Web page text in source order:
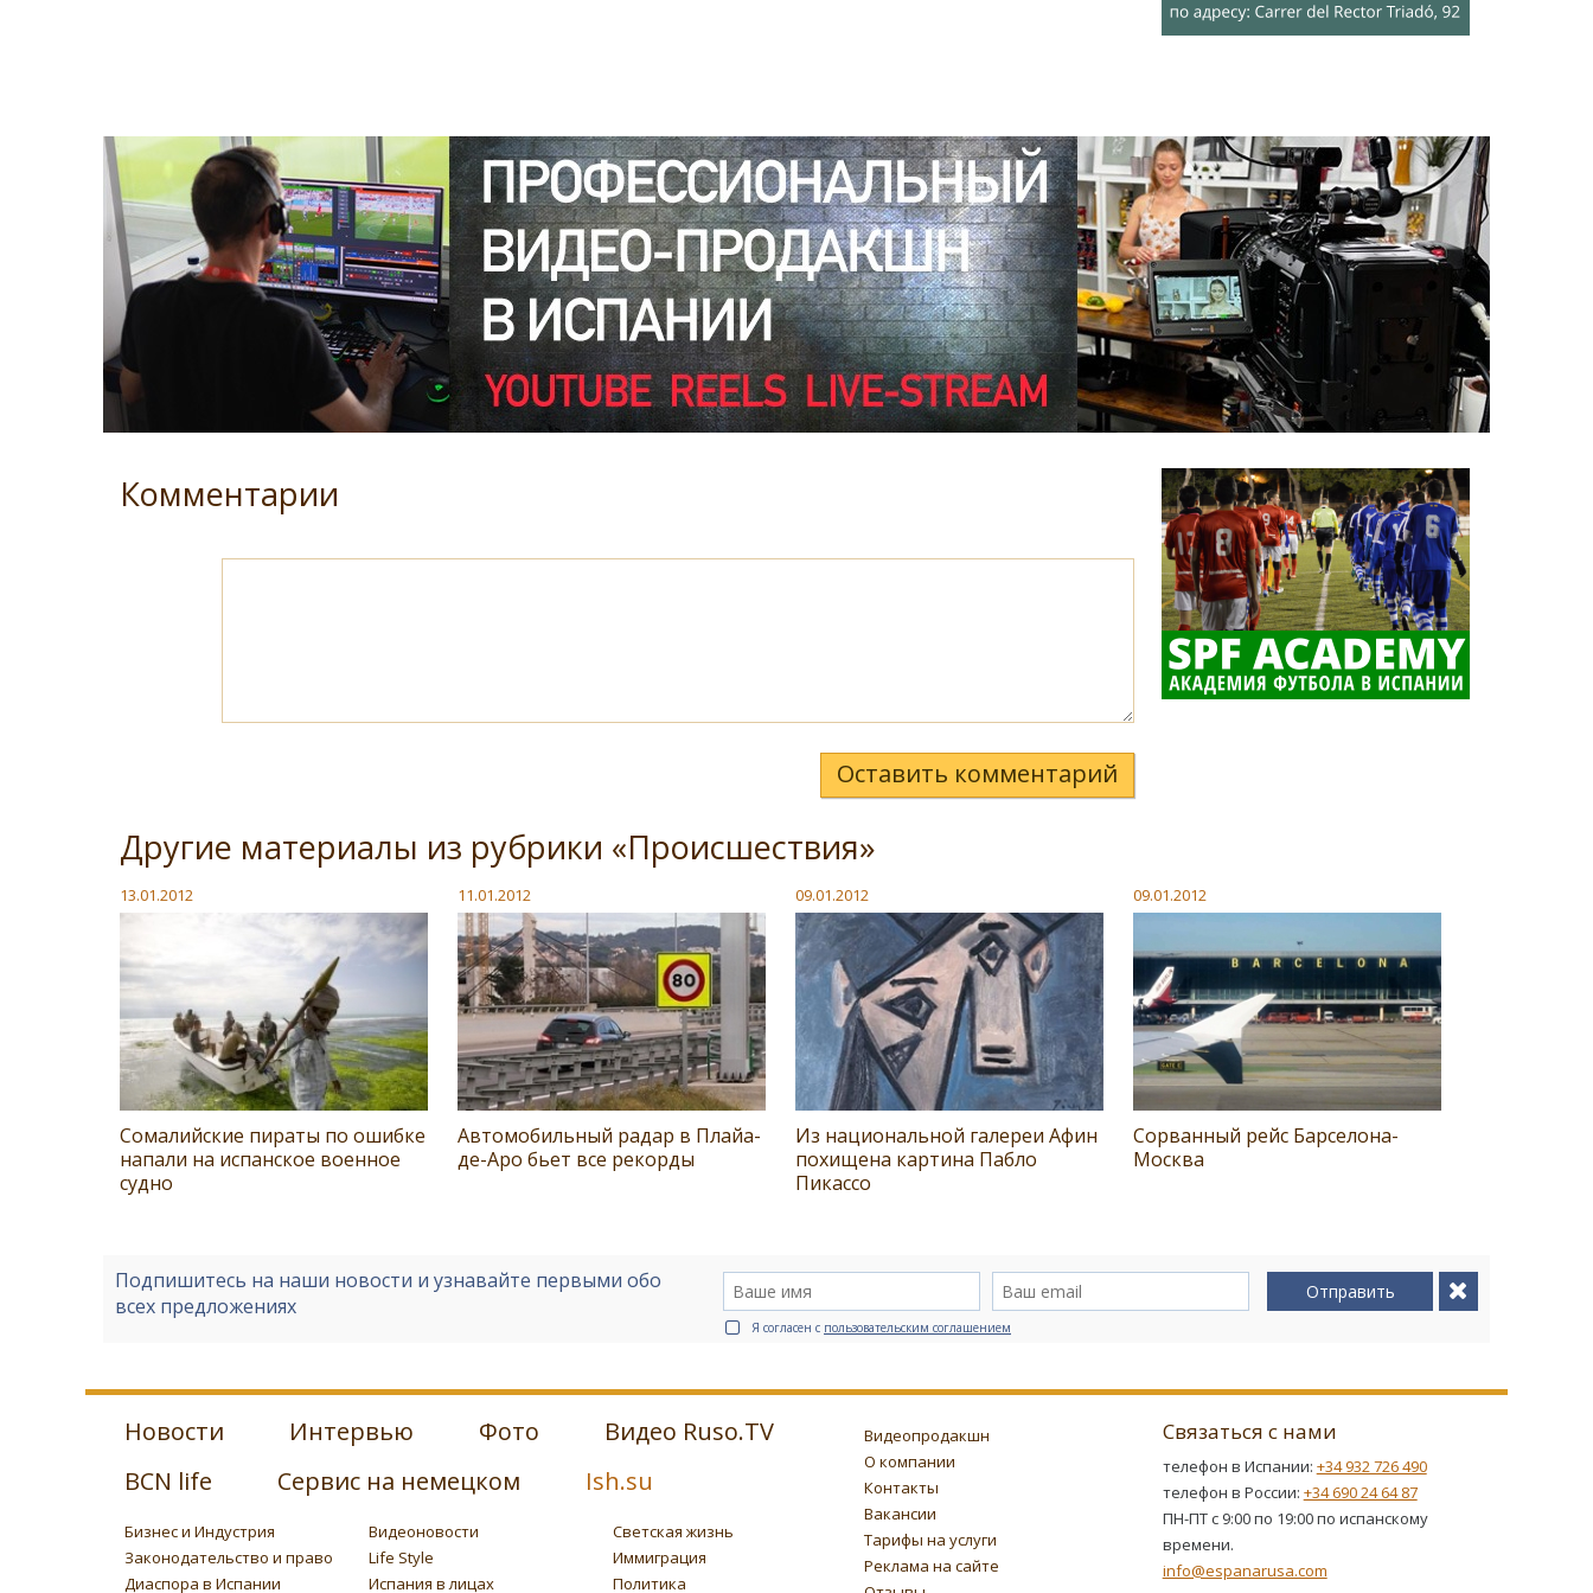
Комментарии
Оставить комментарий
Другие материалы из рубрики «Происшествия»
13.01.2012
Сомалийские пираты по ошибке
напали на испанское военное
судно
11.01.2012
Автомобильный радар в Плайа-
де-Аро бьет все рекорды
09.01.2012
Из национальной галереи Афин
похищена картина Пабло
Пикассо
09.01.2012
Сорванный рейс Барселона-
Москва
Подпишитесь на наши новости и узнавайте первыми обо
всех предложениях
Отправить
Я согласен с пользовательским соглашением
Новости Интервью Фото
Видео Ruso.TV
BCN life
Сервис на немецком Ish.su
Бизнес и Индустрия Видеоновости
Светская жизнь
Законодательство и право
Life Style
Иммиграция
Диаспора в Испании
Испания в лицах Политика
Видеопродакшн
О компании
Контакты
Вакансии
Тарифы на услуги
Реклама на сайте
Связаться с нами
телефон в Испании: +34 932 726 490
телефон в России: +34 690 24 64 87
ПН-ПТ с 9:00 по 19:00 по испанскому
времени.
info@espanarusa.com